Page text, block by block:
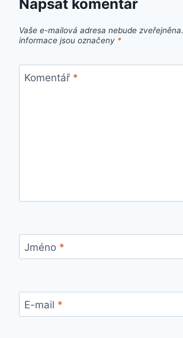
Napsat komentář
Vaše e-mailová adresa nebude zveřejněna.
informace jsou označeny *
Komentář *
Jméno *
E-mail *